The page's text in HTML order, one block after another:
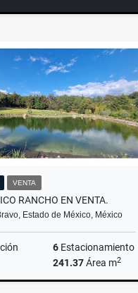
VENTA
RANCHO EN VENTA.
Estado de México, México
6 Estacionamiento
241.37Área m2